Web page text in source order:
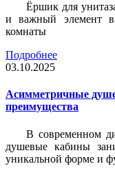
Ёршик для
и важный элемент
комнаты
Подробнее
03.10.2025
Асимметричные
преимущества
В современном
душевые кабины
уникальной форме и